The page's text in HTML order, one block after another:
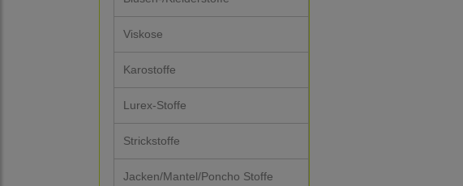
Viskose
Karostoffe
Lurex-Stoffe
Strickstoffe
Jacken/Mantel/Poncho Stoffe